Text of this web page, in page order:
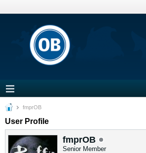
fmprOB
User Profile
fmprOB
Senior Member